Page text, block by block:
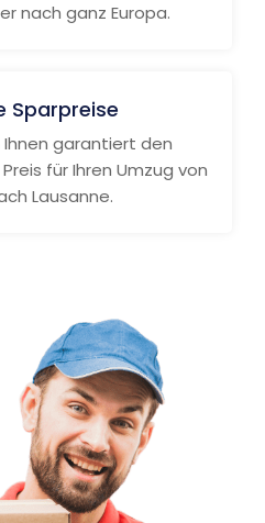
nach ganz Europa.
Sparpreise
garantiert den
für Ihren Umzug von
Lausanne.